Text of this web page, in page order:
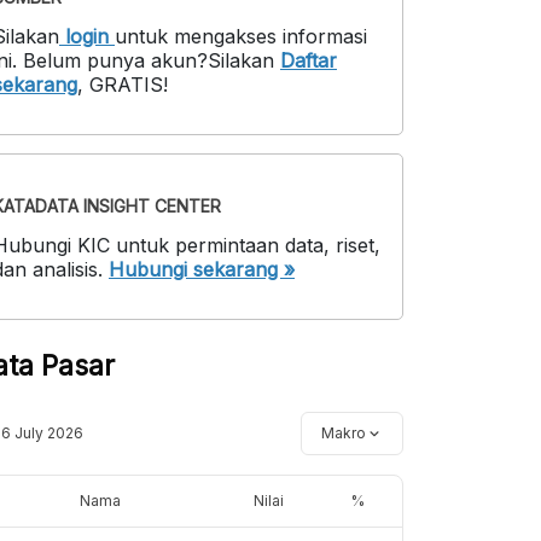
login untuk mengakses informasi
. Belum punya akun?Silakan Daftar
, GRATIS!
INSIGHT CENTER
KIC untuk permintaan data, riset,
analisis. Hubungi sekarang »
Pasar
July 2026 Makro
Nama Nilai %